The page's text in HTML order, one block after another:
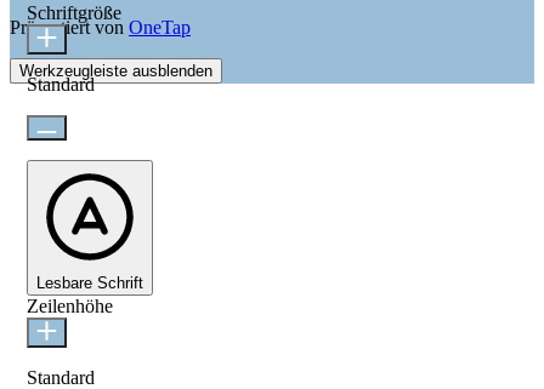
Präsentiert von OneTap
Werkzeugleiste ausblenden
Schriftgröße
Standard
Lesbare Schrift
Zeilenhöhe
Standard